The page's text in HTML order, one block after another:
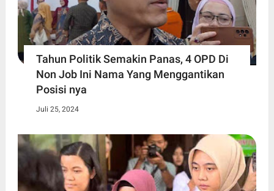
Tahun Politik Semakin Panas, 4 OPD Di
Non Job Ini Nama Yang Menggantikan
Posisi nya
Juli 25, 2024